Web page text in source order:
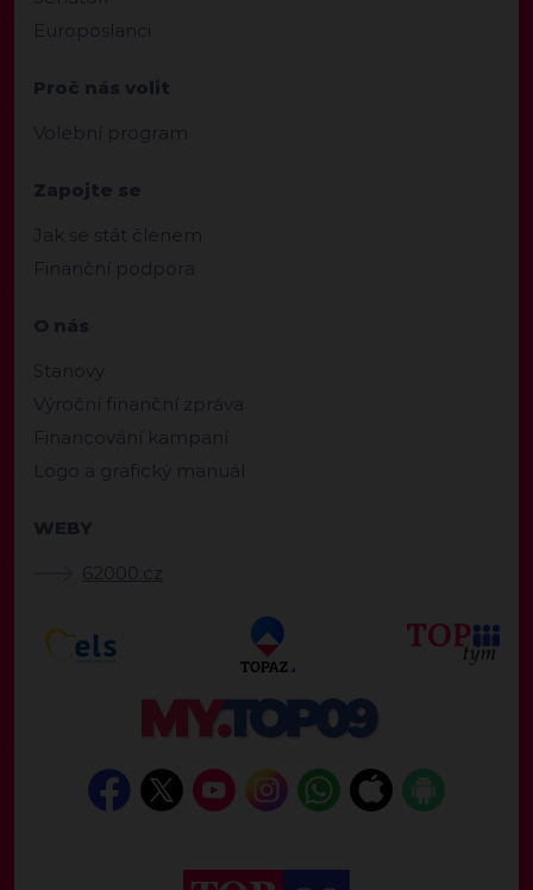
Europoslanci
Proč nás volit
Volební program
Zapojte se
Jak se stát členem
Finanční podpora
O nás
Stanovy
Výroční finanční zpráva
Financování kampaní
Logo a grafický manuál
WEBY
62000.cz